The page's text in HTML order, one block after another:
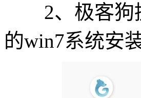
2、极客狗提
的win7系统安装